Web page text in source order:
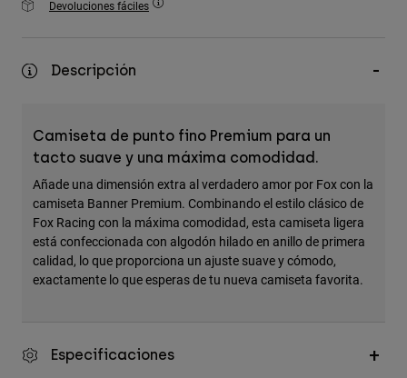
Accesorios
Bolsas y Mochilas
Ver todo
Devoluciones fáciles
Descripción
Camiseta de punto fino Premium para un
tacto suave y una máxima comodidad.
Añade una dimensión extra al verdadero amor por Fox con la
camiseta Banner Premium. Combinando el estilo clásico de
Fox Racing con la máxima comodidad, esta camiseta ligera
está confeccionada con algodón hilado en anillo de primera
calidad, lo que proporciona un ajuste suave y cómodo,
exactamente lo que esperas de tu nueva camiseta favorita.
Especificaciones